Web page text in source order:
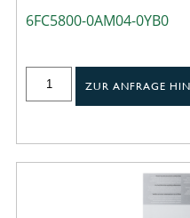
6FC5800-0AM04-0YB0
ZUR ANFRAGE